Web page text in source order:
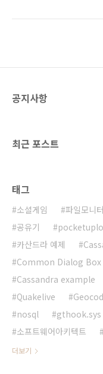
usb 2-1: New USB device
공지사항
최근 포스트
태그
소셜게임 파일모니
공유기
카산드라 예제
Common Dialog Box
Cassandra example
Quakelive
nosql
gthook.sys
소프트웨어아키텍트
더보기